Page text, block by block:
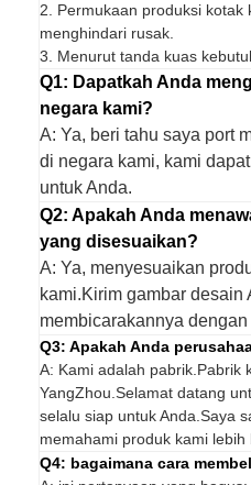
2. Permukaan produksi kotak
menghindari rusak.
3. Menurut tanda kuas
Q1: Dapatkah Anda
negara kami?
A: Ya, beri tahu saya port
di negara kami, kami
untuk Anda.
Q2: Apakah Anda
yang disesuaikan?
A: Ya, menyesuaikan
kami.Kirim gambar desain
membicarakannya
Q3: Apakah Anda
A: Kami adalah pabrik.Pabrik
YangZhou.Selamat datang
selalu siap untuk Anda.Saya
memahami produk kami
Q4: bagaimana cara